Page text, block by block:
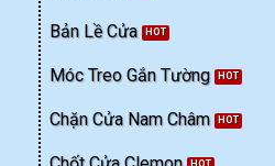
Bản Lề Cửa
Móc Treo Gắn Tường
Chặn Cửa Nam Châm